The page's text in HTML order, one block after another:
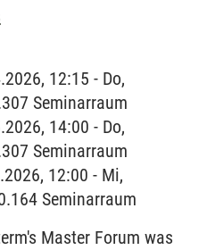
12:15 - Do,
Seminarraum
14:00 - Do,
Seminarraum
12:00 - Mi,
Seminarraum
Master Forum was